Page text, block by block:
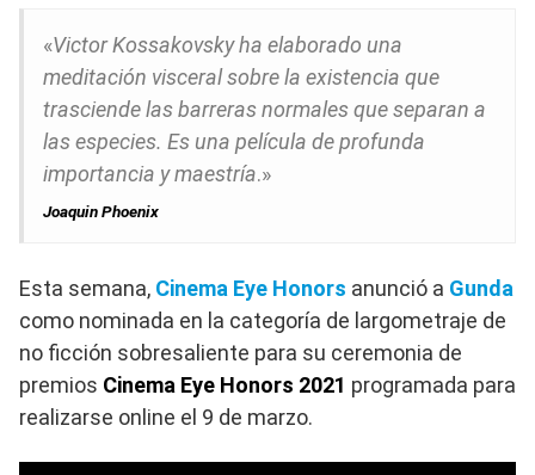
«Victor Kossakovsky ha elaborado una
meditación visceral sobre la existencia que
trasciende las barreras normales que separan a
las especies. Es una película de profunda
importancia y maestría.»
Joaquin Phoenix
Esta semana, Cinema Eye Honors anunció a Gunda
como nominada en la categoría de largometraje de
no ficción sobresaliente para su ceremonia de
premios Cinema Eye Honors 2021 programada para
realizarse online el 9 de marzo.